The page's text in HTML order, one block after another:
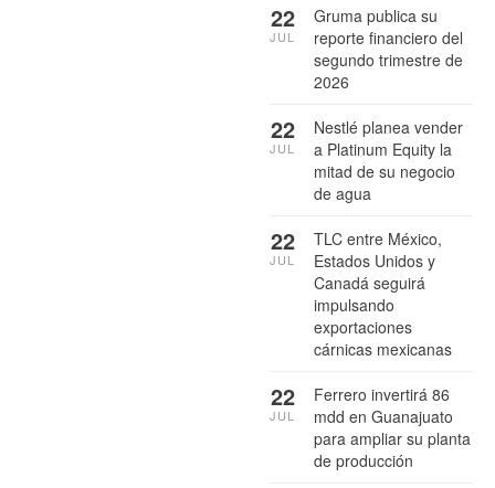
Gruma publica su
reporte financiero del
segundo trimestre de
2026
22
JUL
Nestlé planea vender
a Platinum Equity la
mitad de su negocio
de agua
22
JUL
TLC entre México,
Estados Unidos y
Canadá seguirá
impulsando
exportaciones
cárnicas mexicanas
22
JUL
Ferrero invertirá 86
mdd en Guanajuato
para ampliar su planta
de producción
22
JUL